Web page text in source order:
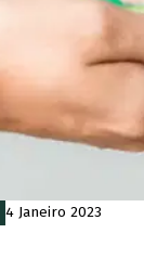
4 Janeiro 2023